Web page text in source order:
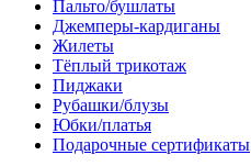
Пальто/бушлаты
Джемперы-кардиганы
Жилеты
Тёплый трикотаж
Пиджаки
Рубашки/блузы
Юбки/платья
Подарочные сертификаты